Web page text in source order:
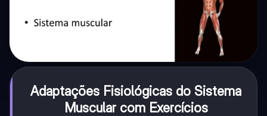
Adaptações Fisiológicas do Sistema
Muscular com Exercícios